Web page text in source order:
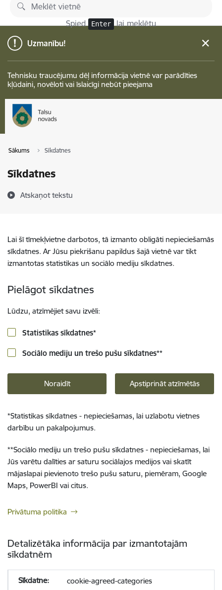
Pāriet uz lapas saturu
Spied Enter lai meklētu
Uzmanību!
Tehnisku traucējumu dēļ informācija vietnē var parādīties
kļūdaini, novēloti vai īslaicīgi nebūt pieejama
Sākums Sīkdatnes
Sīkdatnes
Atskaņot tekstu
Lai šī tīmekļvietne darbotos, tā izmanto obligāti nepieciešamās
sīkdatnes. Ar Jūsu piekrišanu papildus šajā vietnē var tikt
izmantotas statistikas un sociālo mediju sīkdatnes.
Pielāgot sīkdatnes
Lūdzu, atzīmējiet savu izvēli:
Statistikas sīkdatnes*
Sociālo mediju un trešo pušu sīkdatnes**
Noraidīt Apstiprināt atzīmētās
*Statistikas sīkdatnes - nepieciešamas, lai uzlabotu vietnes
darbību un pakalpojumus.
**Sociālo mediju un trešo pušu sīkdatnes - nepieciešamas, lai
Jūs varētu dalīties ar saturu sociālajos medijos vai skatīt
mājaslapai pievienoto trešo pušu saturu, piemēram, Google
Maps, PowerBI vai citus.
Privātuma politika
Detalizētāka informācija par izmantotajām
sīkdatnēm
cookie-agreed-categories